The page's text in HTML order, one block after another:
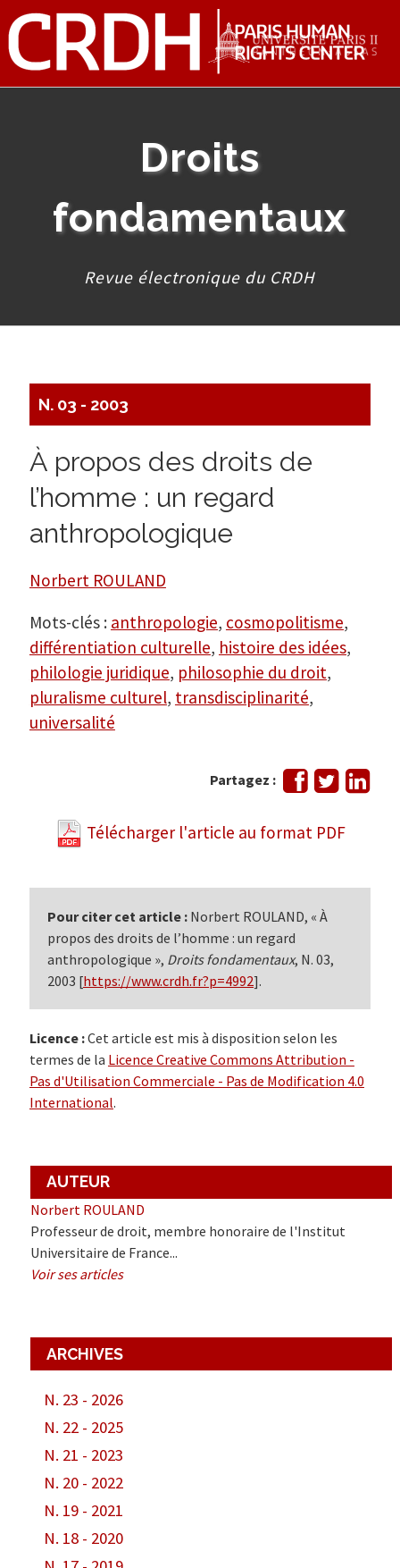
Droits
fondamentaux
Revue électronique du CRDH
N. 03 - 2003
À propos des droits de
l’homme : un regard
anthropologique
Norbert ROULAND
Mots-clés : anthropologie, cosmopolitisme,
différentiation culturelle, histoire des idées,
philologie juridique, philosophie du droit,
pluralisme culturel, transdisciplinarité,
universalité
Partagez :
Partager
sur
Tweeter
Télécharger l'article au format PDF
Pour citer cet article :Norbert ROULAND, « À
propos des droits de l’homme : un regard
anthropologique », Droits fondamentaux, N. 03,
2003 [https://www.crdh.fr?p=4992].
Licence :Cet article est mis à disposition selon les
termes de la Licence Creative Commons Attribution -
Pas d'Utilisation Commerciale - Pas de Modification 4.0
International.
AUTEUR
Norbert ROULAND
Professeur de droit, membre honoraire de l'Institut
Universitaire de France...
Voir ses articles
ARCHIVES
N. 23 - 2026
N. 22 - 2025
N. 21 - 2023
N. 20 - 2022
N. 19 - 2021
N. 18 - 2020